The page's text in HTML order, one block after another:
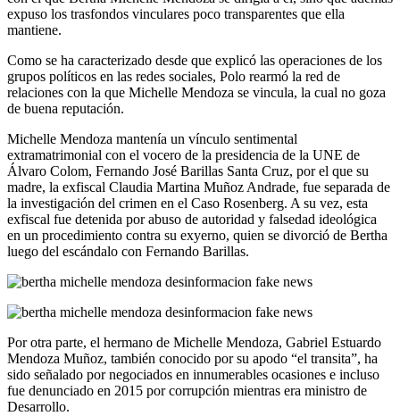
expuso los trasfondos vinculares poco transparentes que ella
mantiene.
Como se ha caracterizado desde que explicó las operaciones de los
grupos políticos en las redes sociales, Polo rearmó la red de
relaciones con la que Michelle Mendoza se vincula, la cual no goza
de buena reputación.
Michelle Mendoza mantenía un vínculo sentimental
extramatrimonial con el vocero de la presidencia de la UNE de
Álvaro Colom, Fernando José Barillas Santa Cruz, por el que su
madre, la exfiscal Claudia Martina Muñoz Andrade, fue separada de
la investigación del crimen en el Caso Rosenberg. A su vez, esta
exfiscal fue detenida por abuso de autoridad y falsedad ideológica
en un procedimiento contra su exyerno, quien se divorció de Bertha
luego del escándalo con Fernando Barillas.
Por otra parte, el hermano de Michelle Mendoza, Gabriel Estuardo
Mendoza Muñoz, también conocido por su apodo “el transita”, ha
sido señalado por negociados en innumerables ocasiones e incluso
fue denunciado en 2015 por corrupción mientras era ministro de
Desarrollo.